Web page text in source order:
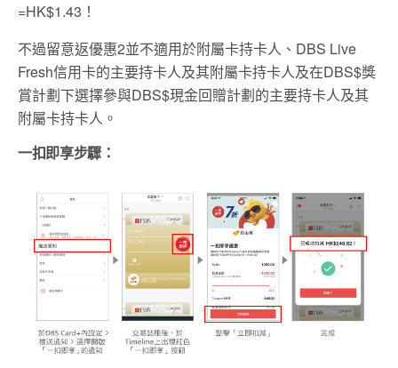
=HK$1.43！
不過留意返優惠2並不適用於附屬卡持卡人、DBS Live
Fresh信用卡的主要持卡人及其附屬卡持卡人及在DBS$獎
賞計劃下選擇參與DBS$現金回贈計劃的主要持卡人及其
附屬卡持卡人。
一扣即享步驟：